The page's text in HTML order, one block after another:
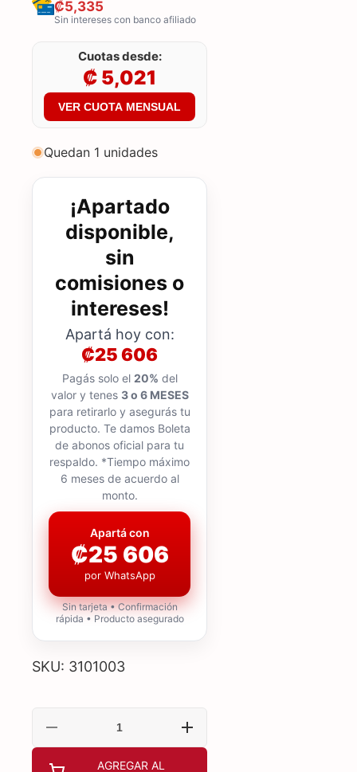
₡5,335
Sin intereses con banco afiliado
Cuotas desde:
₡ 5,021
VER CUOTA MENSUAL
Quedan 1 unidades
¡Apartado
disponible,
sin
comisiones o
intereses!
Apartá hoy con:
₡25 606
Pagás solo el 20% del
valor y tenes 3 o 6 MESES
para retirarlo y asegurás tu
producto. Te damos Boleta
de abonos oficial para tu
respaldo. *Tiempo máximo
6 meses de acuerdo al
monto.
Apartá con
₡25 606
por WhatsApp
Sin tarjeta • Confirmación
rápida • Producto asegurado
SKU: 3101003
Reducir
ROUTER
Aumentar
AGREGAR AL